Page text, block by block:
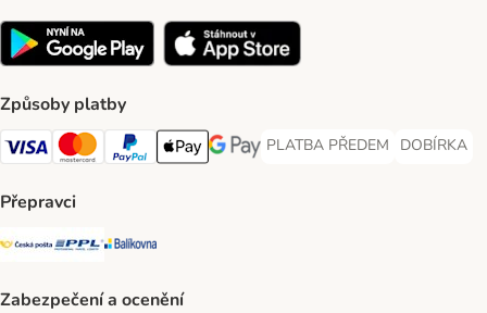
Způsoby platby
Visa Payment Method
Mastercard Payment Method
PayPal Payment Method
Apple pay Payment Method
GooglePay Payment Method
PLATBA PŘEDEM
PLATBA PŘEDEM Payment
DOBÍRKA
DOBÍRKA
Přepravci
Česká pošta Shipping Method
PPL Shipping Method
Balíkovna Shipping Method
Zabezpečení a ocenění